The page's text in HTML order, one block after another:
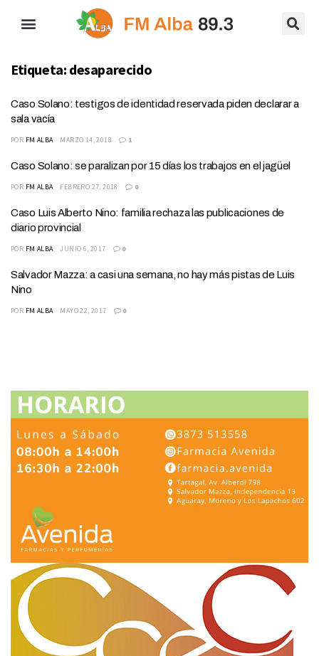
Etiqueta: desaparecido
Caso Solano: testigos de identidad reservada piden declarar a
sala vacía
POR FM ALBA MARZO 14, 2018 1
Caso Solano: se paralizan por 15 días los trabajos en el jagüel
POR FM ALBA FEBRERO 27, 2018 0
Caso Luis Alberto Nino: familia rechaza las publicaciones de
diario provincial
POR FM ALBA JUNIO 6, 2017 0
Salvador Mazza: a casi una semana, no hay más pistas de Luis
Nino
POR FM ALBA MAYO 22, 2017 0